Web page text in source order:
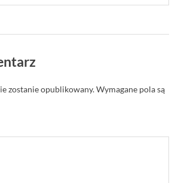
zostanie opublikowany.Wymagane pola są